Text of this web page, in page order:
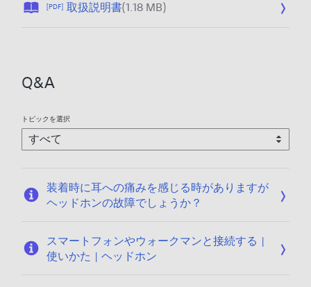
[PDF] 取扱説明書(1.18 MB)公
/
1
6
Q&A
トピックを選択
装着時に耳への痛みを感じる時がありますが
ヘッドホンの故障でしょうか？
スマートフォンやウォークマンと接続する |
使いかた | ヘッドホン